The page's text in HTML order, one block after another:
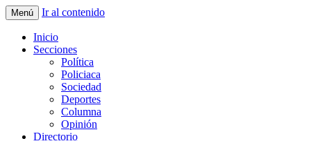
La Yunta de Tepic
Menú Ir al contenido
Inicio
Secciones
Política
Policiaca
Sociedad
Deportes
Columna
Opinión
Directorio